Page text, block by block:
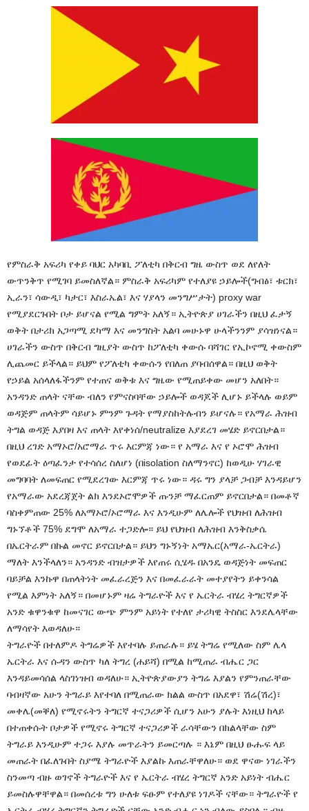
የምስራቅ አፍሪካ የቀይ ባህር አካባቢ ፖለቲካ በቅርብ ግዜ ውስጥ ወደ ለየለት
ውጥንቅጥ የሚገባ ይመስለኛል። ምስራቅ አፍሪካም የተለያዩ ኃይሎች(ግብፅ፣ ቱርክ፣
ኢራን፣ ሳውዲ፣ ካታር፣ እስራኤል፣ እና ሃያላን መንግሥታት) proxy war
የሚያደርጉበት ቦታ ይሆናል የሚል ግምት አለኝ። ኢትዮጵያ ሀገራችን በዚህ ፈታኝ
ወቅት በታሪክ አጋጣሚ ደካማ እና መንግስት አልባ መሁኑዋ ሁላችንንም ያሳዝነናል።
ሀገራችን ውስጥ በቅርብ ግዚያት ውስጥ ከፖለቲካ ቀውሱ ባሻገር የኢኮኖሚ ቀውስም
ሊጨመር ይችላል። ይህም የፖለቲካ ቀውሱን የበለጠ ያባብሰዋል። በዚህ ወቅት
የኃይል አሰላለፋችንም የተጠና ወቅቱ እና ግዜው የሚጠይቀው መሆን አለበት።
አንዳንድ ጠላት ናቸው ብለን የምናስባቸው ኃይሎች ወዳጆች ሊሆኑ ይችላሉ ወይም
ወዳጅም ጠላትም ሳይሆኑ ምንም ጉዳት የማያስከትሉብን ይሆናሉ። የአማራ ሕዝብ
ትግል ወዳጅ እያበዛ እና ጠላት እየቀነሰ/neutralize እያደረገ መሄድ ይኖርበታል።
በዚህ ረገድ አማኦሮ/አሮማራ ጥሩ እርምጃ ነው። የ አማራ እና የ ኦሮሞ ሕዝብ
የወደፊት ዕጣፈንታ የተሳሰረ ስለሆነ (በisolation ስለማንኖር) ከወዲሁ ሃገራዊ
መግባባት ለመፍጠር የሚደረገው እርምጃ ጥሩ ነው። ዳሩ ግን ያላቻ ጋብቻ እንዳይሆን
የአማራው አደረጃጀት ልክ እንደኦሮሞዎች ጡንቻ ማፈርጠም ይኖርበታል። በመቶኛ
ባስቀምጠው 25% ለአማኦሮ/ኦሮማራ እና እንዲሁም ለሌሎች የህዝብ ለሕዝብ
ግኑኘቶች 75% ደግሞ ለአማራ ተጋድሎ። ይህ የህዝብ ለሕዝብ እንቅስቃሴ
በኤርትራም በኩል መኖር ይኖርበታል። ይህን ግኑኝነት አማኤር(አማራ-ኤርትራ)
ማለት እንችላለን። አንዳንድ ብዝታዎች እየጠሩ ሲሄዱ በአንዴ ወዳጅነት መፍጠር
ባይቻል እንኩዋ በጠላትነት መፈራረጅን እና በመፈራራት መተያየትን ይቀንሳል
የሚል እምነት አለኝ። በመሆኑም ዛሬ ትግራዮች እና የ ኤርትራ ብሄረ ትግርኛዎች
አንድ ቁዋንቁዋ ከመናገር ውጭ ምንም አይነት የተለየ ታሪካዊ ትስስር እንደሌላቸው
ለማሳየት እወዳለሁ።
ትግራዮች በተለምዶ ትግሬዎች እየተባሉ ይጠራሉ። ይሄ ትግሬ የሚለው ስም ሌላ
ኤርትራ እና ሱዳን ውስጥ ካለ ትግረ (ሐይሻ) በሚል ከሚጠራ ብሔር ጋር
እንዳይመሳሰል ላስገነዝብ ወዳለሁ። ኢትዮጵያውያን ትግሬ እያልን የምንጠራቸው
ባብዛኛው አሁን ትግራይ እየተባለ በሚጠራው ክልል ውስጥ በአደዋ፣ ሽሬ(ሽረ)፣
መቀሌ(መቐለ) የሚኖሩትን ትግርኛ ተናጋሪዎች ሲሆን አሁን ያሉት እነዚህ ከላይ
በተጠቀሱት ቦታዎች የሚኖሩ ትግርኛ ተናጋሪዎች ራሳቸውን በክልላቸው ስም
ትግራይ እንዲሁም ተጋሩ እያሉ መጥራትን ይመርጣሉ ። እኔም በዚህ ፁሑፍ ላይ
መጠራት በፈለጉበት ስያሜ ትግራዮች እያልኩ እጠራቸዋለሁ። ወደ ዋናው ነገራችን
ስንመጣ ብዙ ወገኖች ትግራዮች እና የ ኤርትራ ብሄረ ትግርኛ አንድ አይነት ብሔር
ይመስሉዋቸዋል። በመሰረቱ ግን ሁለቱ ፍፁም የተለያዩ ነገዶች ናቸው። ትግራዮች የ